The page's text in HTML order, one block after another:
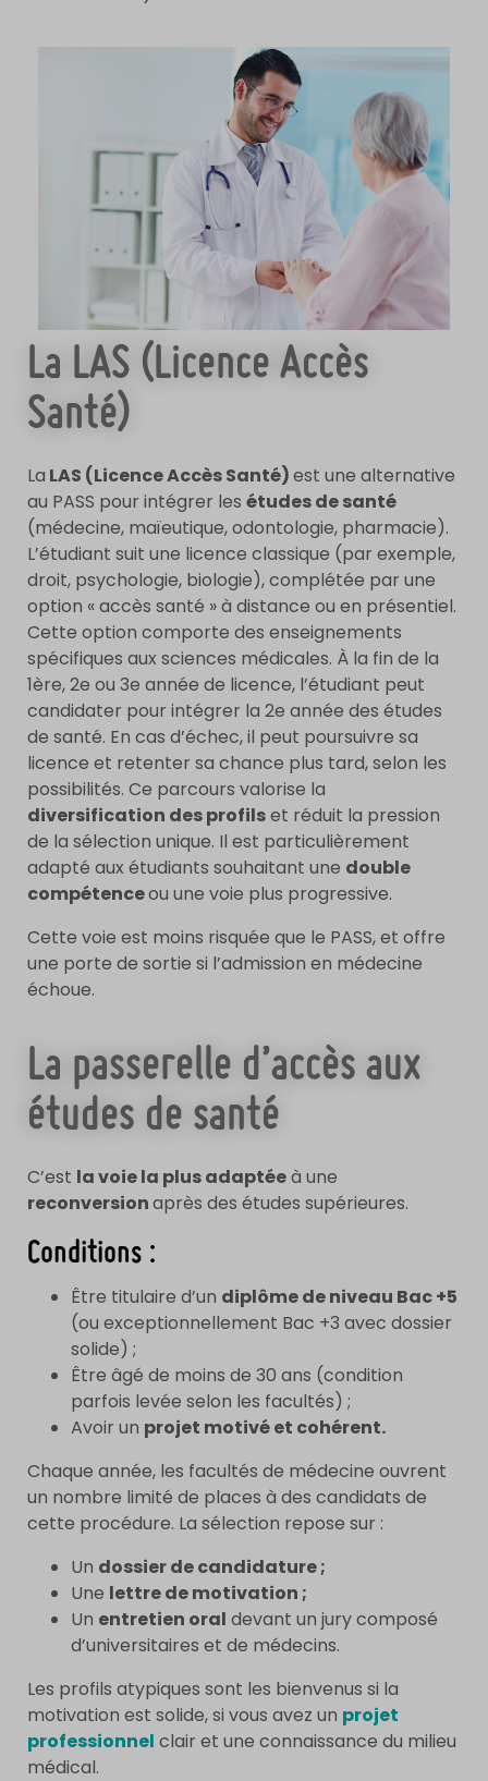
La LAS (Licence Accès
Santé)
La LAS (Licence Accès Santé)est une alternative
au PASS pour intégrer les études de santé
(médecine, maïeutique, odontologie, pharmacie).
L’étudiant suit une licence classique (par exemple,
droit, psychologie, biologie), complétée par une
option « accès santé » à distance ou en présentiel.
Cette option comporte des enseignements
spécifiques aux sciences médicales. À la fin de la
1ère, 2e ou 3e année de licence, l’étudiant peut
candidater pour intégrer la 2e année des études
de santé. En cas d’échec, il peut poursuivre sa
licence et retenter sa chance plus tard, selon les
possibilités. Ce parcours valorise la
diversification des profilset réduit la pression
de la sélection unique. Il est particulièrement
adapté aux étudiants souhaitant une double
compétenceou une voie plus progressive.
Cette voie est moins risquée que le PASS, et offre
une porte de sortie si l’admission en médecine
échoue.
La passerelle d’accès aux
études de santé
C’est la voie la plus adaptéeà une
reconversionaprès des études supérieures.
Conditions :
Être titulaire d’un diplôme de niveau Bac +5
(ou exceptionnellement Bac +3 avec dossier
solide) ;
Être âgé de moins de 30 ans (condition
parfois levée selon les facultés) ;
Avoir un projet motivé et cohérent.
Chaque année, les facultés de médecine ouvrent
un nombre limité de places à des candidats de
cette procédure. La sélection repose sur :
Un dossier de candidature ;
Une lettre de motivation ;
Un entretien oral devant un jury composé
d’universitaires et de médecins.
Les profils atypiques sont les bienvenus si la
motivation est solide, si vous avez un projet
professionnel clair et une connaissance du milieu
médical.